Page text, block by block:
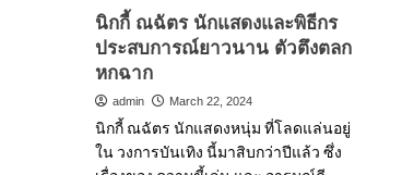
ขอ
แชร์
นิกกี้ ณฉัตร นักแสดงและพิธีกร
ประสบการณ์ยาวนาน ตัวตึงตลก
หกฉาก
admin March 22, 2024
นิกกี้ ณฉัตร นักแสดงหนุ่ม ที่โลดแล่นอยู่
ใน วงการบันเทิง นี้มาสิบกว่าปีแล้ว ซึ่ง